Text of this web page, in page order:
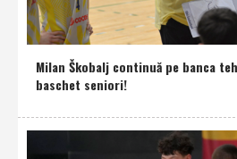
Milan Škobalj continuă pe banca
baschet seniori!